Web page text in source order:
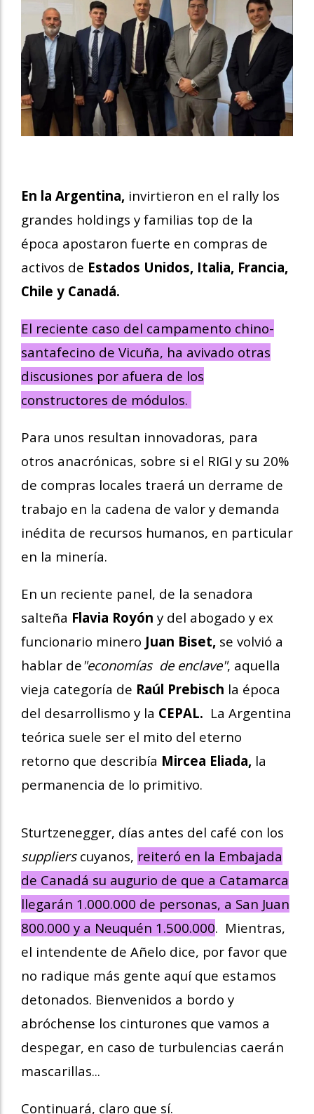
En la Argentina, invirtieron en el rally los
grandes holdings y familias top de la
época apostaron fuerte en compras de
activos de Estados Unidos, Italia, Francia,
Chile y Canadá.
El reciente caso del campamento chino-
santafecino de Vicuña, ha avivado otras
discusiones por afuera de los
constructores de módulos.
Para unos resultan innovadoras, para
otros anacrónicas, sobre si el RIGI y su 20%
de compras locales traerá un derrame de
trabajo en la cadena de valor y demanda
inédita de recursos humanos, en particular
en la minería.
En un reciente panel, de la senadora
salteña Flavia Royón y del abogado y ex
funcionario minero Juan Biset, se volvió a
hablar de"economías de enclave", aquella
vieja categoría de Raúl Prebisch la época
del desarrollismo y la CEPAL. La Argentina
teórica suele ser el mito del eterno
retorno que describía Mircea Eliada, la
permanencia de lo primitivo.
Sturtzenegger, días antes del café con los
supplierscuyanos, reiteró en la Embajada
de Canadá su augurio de que a Catamarca
llegarán 1.000.000 de personas, a San Juan
800.000 y a Neuquén 1.500.000. Mientras,
el intendente de Añelo dice, por favor que
no radique más gente aquí que estamos
detonados. Bienvenidos a bordo y
abróchense los cinturones que vamos a
despegar, en caso de turbulencias caerán
mascarillas...
Continuará, claro que sí.